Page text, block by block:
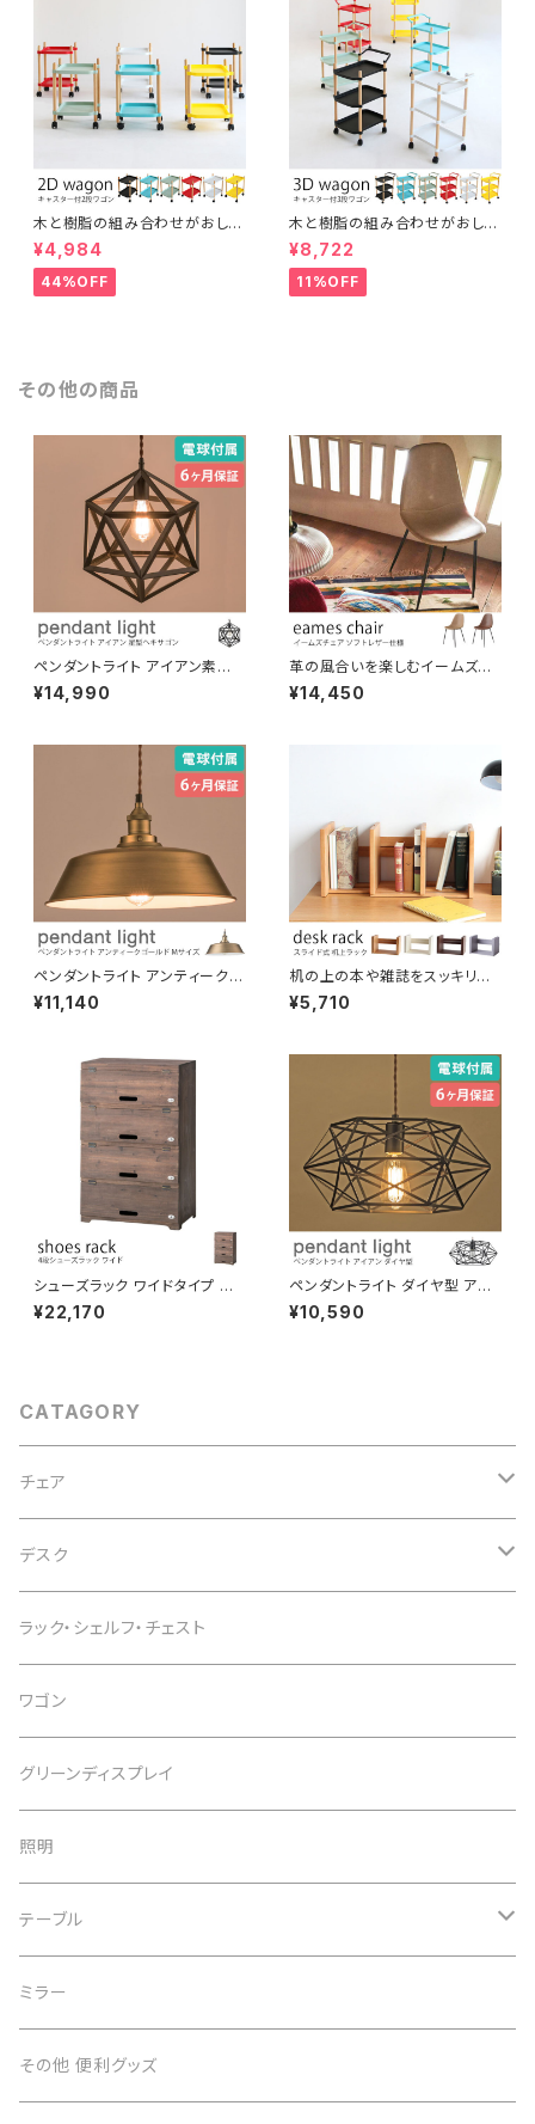
木と樹脂の組み合わせがおしゃ
れな2段ワゴン スッキリ片づけ
キャスター付き 取っ手付き 多目
的 サイドワゴン ナイトテーブル
ガレージ キッチンワゴン インテ
¥4,984
44%OFF
木と樹脂の組み合わせがおしゃ
れな3段ワゴン スッキリ片づけ
キャスター付き 取っ手付き 多目
的 サイドワゴン ファイル ガレー
ジ キッチンワゴン インテリア
¥8,722
11%OFF
その他の商品
ペンダントライト アイアン素材
星型 ヘキサゴン 電球付き 吊り
下げ照明 天井照明 コード長さ
照明 おしゃれ 北欧 演出用品
¥14,990
革の風合いを楽しむイームズ風
チェア ソフトレザー仕様 スチー
ル脚 デザイナーズ家具 レトロ
¥14,450
ペンダントライト アンティークゴ
ールド Mサイズ 電球付き 吊り
下げ照明 天井照明 コード長さ
照明 おしゃれ 北欧 演出用品
¥11,140
机の上の本や雑誌をスッキリお
しゃれに収納できる机上ラック
横幅を調節できるスライド式 ブ
籍 書類 雑誌 ファイル収納
¥5,710
シューズラック ワイドタイプ 天
然杉 ヴィンテージ風 上開き扉
靴箱 下駄箱 和風 靴置き 収納ラ
¥22,170
ペンダントライト ダイヤ型 アイ
アン素材 電球付き 吊り下げ照
明 天井照明 コード長さ調節可
¥10,590
CATAGORY
チェア
オフィスチェア
インテリアチェア
カウンターチェア
スツール
デスク
デスク
スタンディングデスク
デスクワゴン
デスク周辺用品
子供用デスク
ラック・シェルフ・チェスト
ワゴン
グリーンディスプレイ
照明
テーブル
テーブル
サイドテーブル
ミラー
その他 便利グッズ